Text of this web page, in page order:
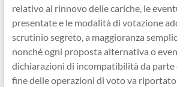
relativo al rinnovo delle cariche, le
presentate e le modalità di votazione
scrutinio segreto, a maggioranza
nonché ogni proposta alternativa o
dichiarazioni di incompatibilità da parte
fine delle operazioni di voto va